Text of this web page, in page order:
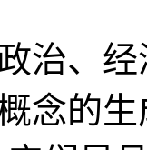
治、
念的